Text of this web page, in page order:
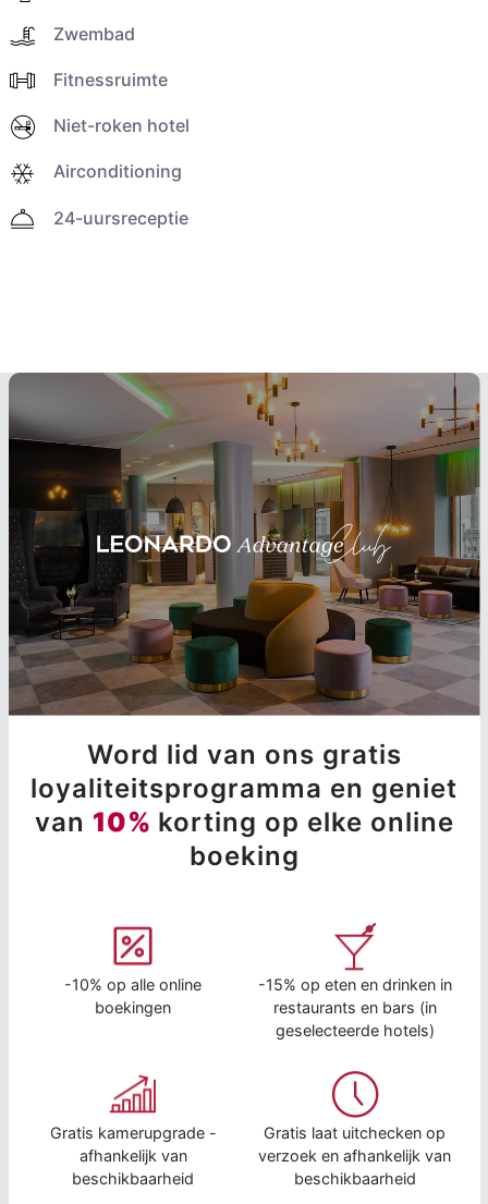
Zwembad
Fitnessruimte
Niet-roken hotel
Airconditioning
24-uursreceptie
Word lid van ons gratis
loyaliteitsprogramma en geniet
van 10% korting op elke online
boeking
-10% op alle online
boekingen
-15% op eten en drinken in
restaurants en bars (in
geselecteerde hotels)
Gratis kamerupgrade -
afhankelijk van
beschikbaarheid
Gratis laat uitchecken op
verzoek en afhankelijk van
beschikbaarheid